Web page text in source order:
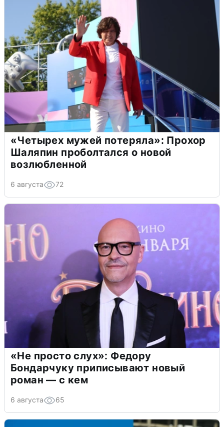
«Четырех мужей потеряла»: Прохор
Шаляпин проболтался о новой
возлюбленной
6 августа 72
«Не просто слух»: Федору
Бондарчуку приписывают новый
роман — с кем
6 августа 65